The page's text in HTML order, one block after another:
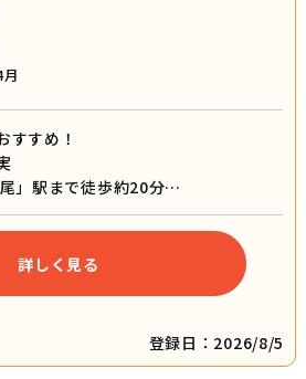
すめ！
」駅まで徒歩約20分
まで徒歩約8分
まで徒歩約5分
詳しく見る
登録日：2026/8/5